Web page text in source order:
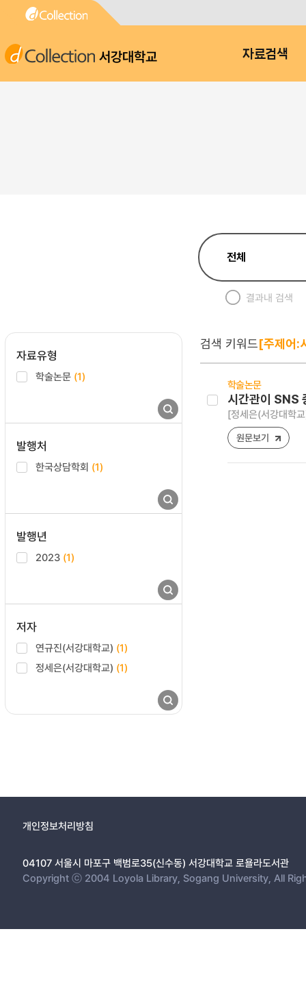
서강대학교 자료검색
결과내 검색
자료유형
학술논문 (1)
발행처
한국상담학회 (1)
발행년
2023 (1)
저자
연규진(서강대학교) (1)
정세은(서강대학교) (1)
검색 키워드[주제어:
학술논문
시간관이 SNS
[정세은(서강대학
원문보기
개인정보처리방침
04107 서울시 마포구 백범로35(신수동) 서강대학교 로욜라도서관
Copyright ⓒ 2004 Loyola Library, Sogang University, All